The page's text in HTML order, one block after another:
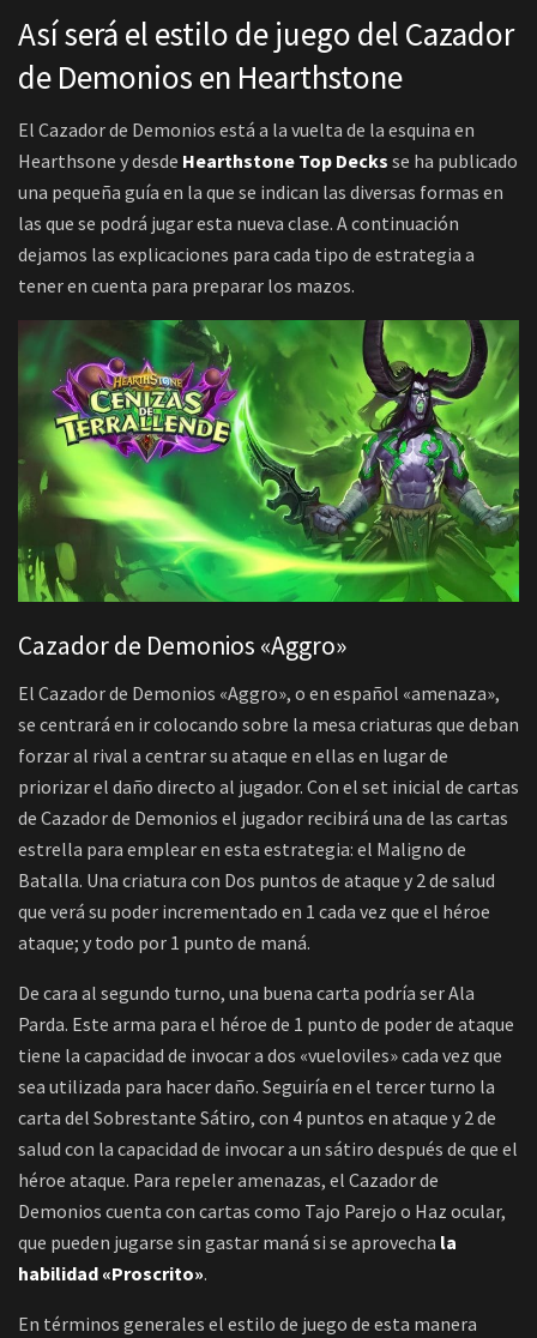
Así será el estilo de juego del Cazador
de Demonios en Hearthstone
El Cazador de Demonios está a la vuelta de la esquina en
Hearthsone y desde Hearthstone Top Decks se ha publicado
una pequeña guía en la que se indican las diversas formas en
las que se podrá jugar esta nueva clase. A continuación
dejamos las explicaciones para cada tipo de estrategia a
tener en cuenta para preparar los mazos.
Cazador de Demonios «Aggro»
El Cazador de Demonios «Aggro», o en español «amenaza»,
se centrará en ir colocando sobre la mesa criaturas que deban
forzar al rival a centrar su ataque en ellas en lugar de
priorizar el daño directo al jugador. Con el set inicial de cartas
de Cazador de Demonios el jugador recibirá una de las cartas
estrella para emplear en esta estrategia: el Maligno de
Batalla. Una criatura con Dos puntos de ataque y 2 de salud
que verá su poder incrementado en 1 cada vez que el héroe
ataque; y todo por 1 punto de maná.
De cara al segundo turno, una buena carta podría ser Ala
Parda. Este arma para el héroe de 1 punto de poder de ataque
tiene la capacidad de invocar a dos «vueloviles» cada vez que
sea utilizada para hacer daño. Seguiría en el tercer turno la
carta del Sobrestante Sátiro, con 4 puntos en ataque y 2 de
salud con la capacidad de invocar a un sátiro después de que el
héroe ataque. Para repeler amenazas, el Cazador de
Demonios cuenta con cartas como Tajo Parejo o Haz ocular,
que pueden jugarse sin gastar maná si se aprovecha la
habilidad «Proscrito».
En términos generales el estilo de juego de esta manera